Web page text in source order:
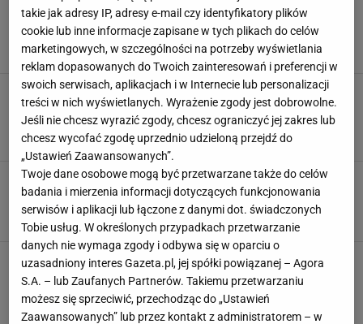
Wojsko sprzedaje mieszkania w Warszawie.
Kusi niskimi cenami i lokalizacją
CENY MIESZKANIE NIERUCHOMOŚCI PIENIĄDZE
Po mieszkania tylko do tego miasta. Ceny są
najniższe w całej Polsce
MIESZKANIE NIERUCHOMOŚCI PIENIĄDZE
RYNEK NIERUCHOMOŚCI
Nawet 1,8 tys. zł miesięcznie na mieszkanie.
Uprawnionych jest wielu
MIESZKANIE NIERUCHOMOŚCI PIENIĄDZE ŚWIADCZENIA
Tylko dwa zwierzaki na mieszkanie.
Spółdzielnia zmieniła regulamin. "Przecież nie
oddam jednego"
MIESZKANIE NEWS PSY WROCŁAW
takie jak adresy IP, adresy e-mail czy identyfikatory plików
cookie lub inne informacje zapisane w tych plikach do celów
marketingowych, w szczególności na potrzeby wyświetlania
reklam dopasowanych do Twoich zainteresowań i preferencji w
swoich serwisach, aplikacjach i w Internecie lub personalizacji
treści w nich wyświetlanych. Wyrażenie zgody jest dobrowolne.
Jeśli nie chcesz wyrazić zgody, chcesz ograniczyć jej zakres lub
chcesz wycofać zgodę uprzednio udzieloną przejdź do
„Ustawień Zaawansowanych”.
Twoje dane osobowe mogą być przetwarzane także do celów
badania i mierzenia informacji dotyczących funkcjonowania
serwisów i aplikacji lub łączone z danymi dot. świadczonych
Tobie usług. W określonych przypadkach przetwarzanie
danych nie wymaga zgody i odbywa się w oparciu o
uzasadniony interes Gazeta.pl, jej spółki powiązanej – Agora
S.A. – lub Zaufanych Partnerów. Takiemu przetwarzaniu
możesz się sprzeciwić, przechodząc do „Ustawień
Zaawansowanych” lub przez kontakt z administratorem – w